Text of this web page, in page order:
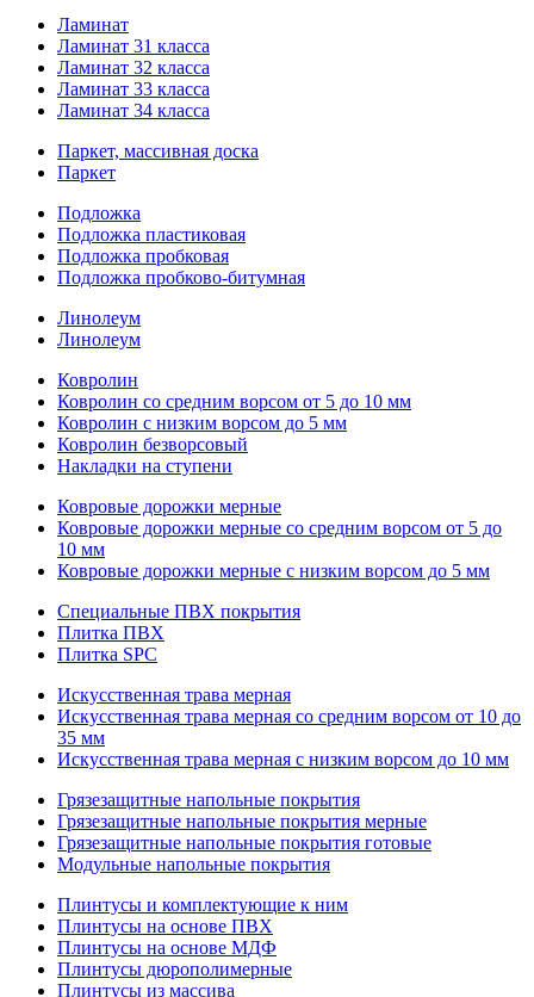
Ламинат
Ламинат 31 класса
Ламинат 32 класса
Ламинат 33 класса
Ламинат 34 класса
Паркет, массивная доска
Паркет
Подложка
Подложка пластиковая
Подложка пробковая
Подложка пробково-битумная
Линолеум
Линолеум
Ковролин
Ковролин со средним ворсом от 5 до 10 мм
Ковролин с низким ворсом до 5 мм
Ковролин безворсовый
Накладки на ступени
Ковровые дорожки мерные
Ковровые дорожки мерные со средним ворсом от 5 до
10 мм
Ковровые дорожки мерные с низким ворсом до 5 мм
Специальные ПВХ покрытия
Плитка ПВХ
Плитка SPC
Искуccтвенная трава мерная
Искусственная трава мерная со средним ворсом от 10 до
35 мм
Искусственная трава мерная с низким ворсом до 10 мм
Грязезащитные напольные покрытия
Грязезащитные напольные покрытия мерные
Грязезащитные напольные покрытия готовые
Модульные напольные покрытия
Плинтусы и комплектующие к ним
Плинтусы на основе ПВХ
Плинтусы на основе МДФ
Плинтусы дюрополимерные
Плинтусы из массива